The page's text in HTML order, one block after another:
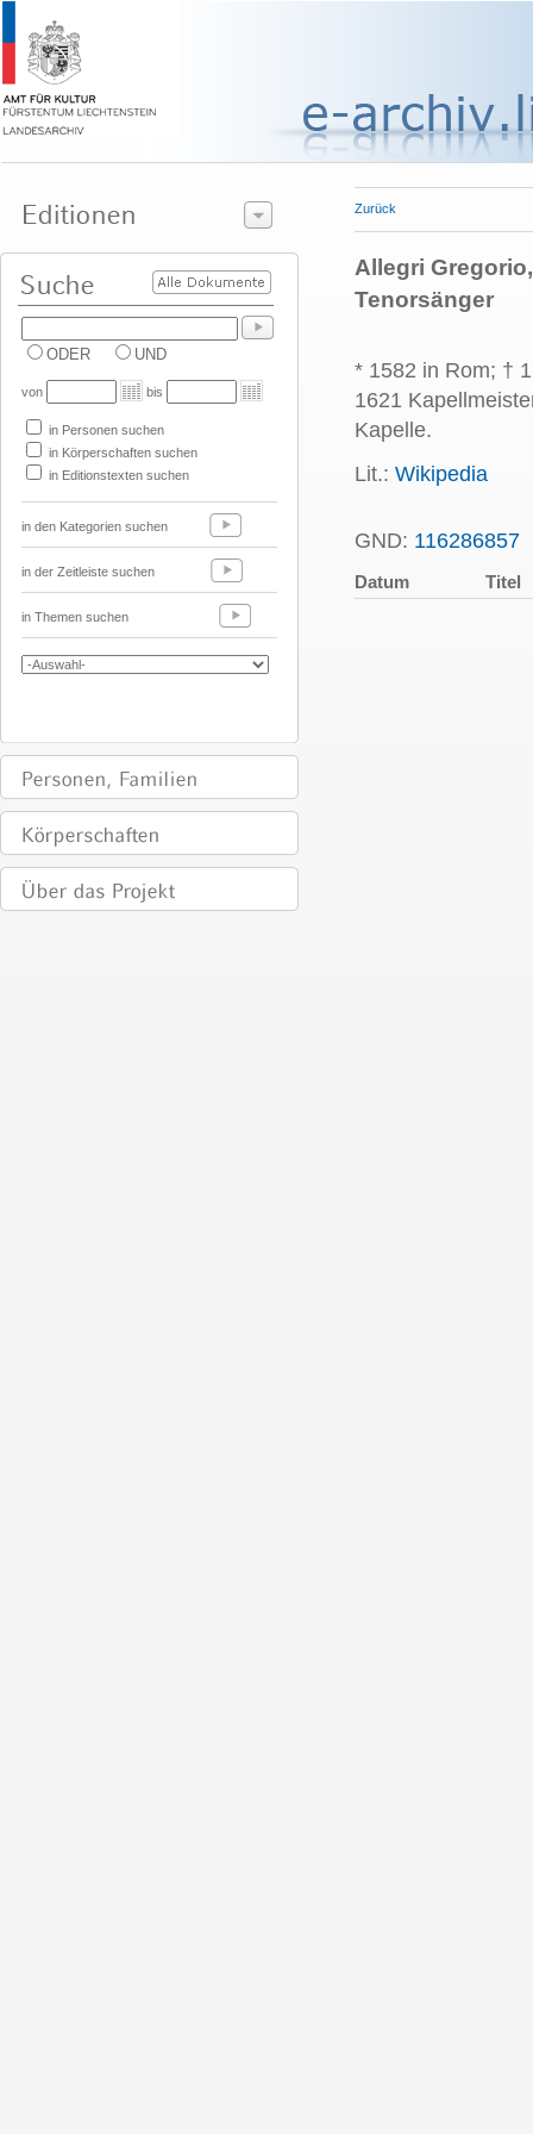
ODER UND
von bis
in Personen suchen
in Körperschaften suchen
in Editionstexten suchen
in den Kategorien suchen
in der Zeitleiste suchen
in Themen suchen
Zurück
Allegri
Tenorsänger
* 1582 in Rom; †
1621
Kapelle.
Lit.: Wikipedia
GND: 116286857
Datum Titel